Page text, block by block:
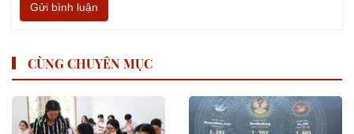
Gửi bình luận
CÙNG CHUYÊN MỤC